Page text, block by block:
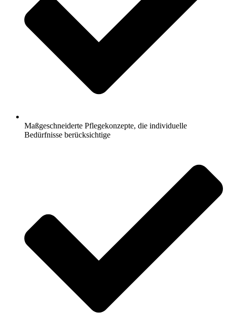
Maßgeschneiderte Pflegekonzepte, die individuelle
Bedürfnisse berücksichtige